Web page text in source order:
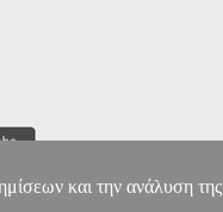
και την ανάλυση της